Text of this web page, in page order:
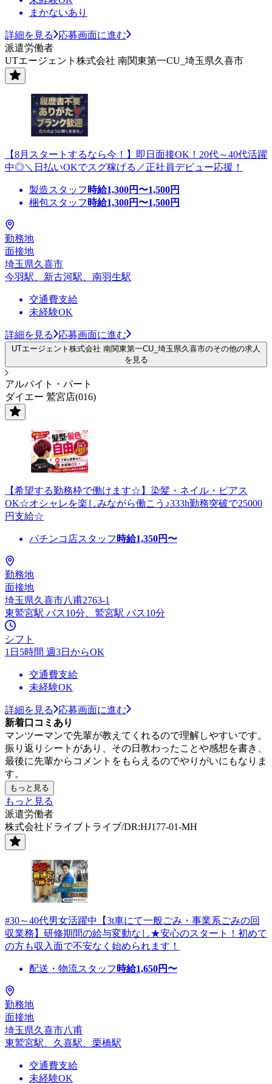
まかないあり
詳細を見る
応募画面に進む
派遣労働者
UTエージェント株式会社 南関東第一CU_埼玉県久喜市
【8月スタートするなら今！】即日面接OK！20代～40代活躍
中◎＼日払いOKでスグ稼げる／正社員デビュー応援！
製造スタッフ 時給1,300円〜1,500円
梱包スタッフ 時給1,300円〜1,500円
勤務地
面接地
埼玉県久喜市
今羽駅、新古河駅、南羽生駅
交通費支給
未経験OK
詳細を見る 応募画面に進む
UTエージェント株式会社 南関東第一CU_埼玉県久喜市のその他の求人
を見る
アルバイト・パート
ダイエー 鷲宮店(016)
【希望する勤務枠で働けます☆】染髪・ネイル・ピアス
OK☆オシャレを楽しみながら働こう♪333h勤務突破で25000
円支給☆
パチンコ店スタッフ 時給1,350円〜
勤務地
面接地
埼玉県久喜市八甫2763-1
東鷲宮駅 バス10分、鷲宮駅 バス10分
シフト
1日5時間 週3日からOK
交通費支給
未経験OK
詳細を見る
応募画面に進む
新着口コミあり
マンツーマンで先輩が教えてくれるので理解しやすいです。
振り返りシートがあり、その日教わったことや感想を書き、
最後に先輩からコメントをもらえるのでやりがいにもなりま
す。
もっと見る
もっと見る
派遣労働者
株式会社ドライブトライブ/DR:HJ177-01-MH
#30～40代男女活躍中【3t車にて一般ごみ・事業系ごみの回
収業務】研修期間の給与変動なし★安心のスタート！初めて
の方も収入面で不安なく始められます！
配送・物流スタッフ 時給1,650円〜
勤務地
面接地
埼玉県久喜市八甫
東鷲宮駅、久喜駅、栗橋駅
交通費支給
未経験OK